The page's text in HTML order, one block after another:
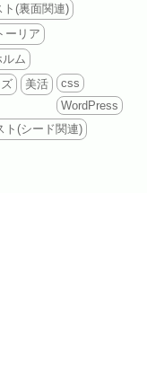
ト(裏面関連)
ーリア
ム
美活
css
WordPress
ト(シード関連)